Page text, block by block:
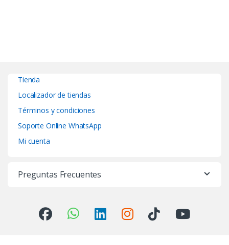
Tienda
Localizador de tiendas
Términos y condiciones
Soporte Online WhatsApp
Mi cuenta
Preguntas Frecuentes